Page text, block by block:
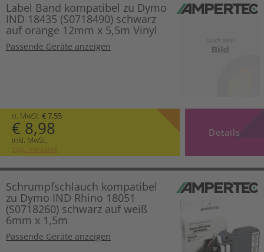
Label Band kompatibel zu Dymo
IND 18435 (S0718490) schwarz
auf orange 12mm x 5,5m Vinyl
Passende Geräte anzeigen
o. MwSt. € 7,55
€ 8,98
inkl. MwSt.
zzgl. Versand
Details
Schrumpfschlauch kompatibel
zu Dymo IND Rhino 18051
(S0718260) schwarz auf weiß
6mm x 1,5m
Passende Geräte anzeigen